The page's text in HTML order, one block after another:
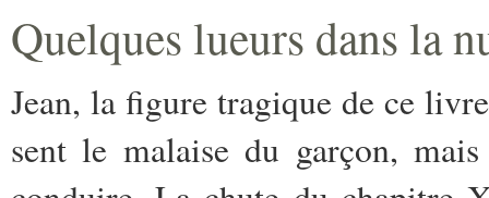
Quelques lueurs dans la
Jean, la figure tragique de ce
sent le malaise du garçon,